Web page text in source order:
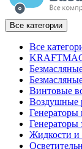
Все категории
Все
Винтовые
Воздушные
Генераторы
Генераторы
Жидкости и